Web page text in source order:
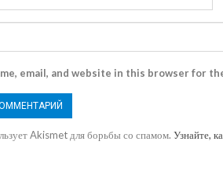
email, and website in this browser for
Akismet для борьбы со спамом. Узнайте,